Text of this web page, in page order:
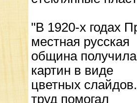
"В 1920-х годах
местная русская
община
картин в виде
цветных
труд помогал